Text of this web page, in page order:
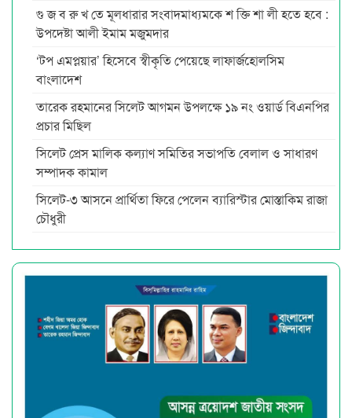
গু জ ব রু খ তে মূলধারার সংবাদমাধ্যমকে শ ক্তি শা লী হতে হবে :
উপদেষ্টা আলী ইমাম মজুমদার
‘টপ এমপ্লয়ার’ হিসেবে স্বীকৃতি পেয়েছে লাফার্জহোলসিম
বাংলাদেশ
তারেক রহমানের সিলেট আগমন উপলক্ষে ১৯ নং ওয়ার্ড বিএনপির
প্রচার মিছিল
সিলেট প্রেস মালিক কল্যাণ সমিতির সভাপতি বেলাল ও সাধারণ
সম্পাদক কামাল
সিলেট-৩ আসনে প্রার্থিতা ফিরে পেলেন ব্যারিস্টার মোস্তাকিম রাজা
চৌধুরী